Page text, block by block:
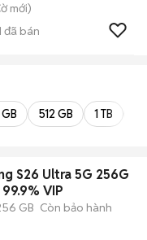
mới)
đã bán
512 GB 1 TB
S26 Ultra 5G 256G
VIP
GB Còn bảo hành